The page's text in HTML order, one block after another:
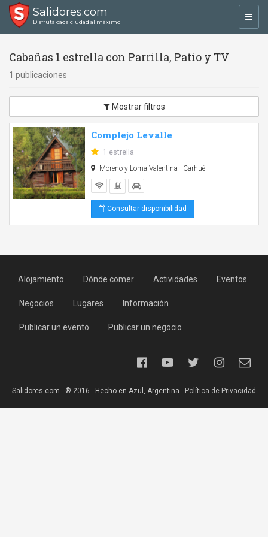
Salidores.com
Disfrutá cada ciudad al máximo
Cabañas 1 estrella con Parrilla, Patio y TV
1 publicaciones
Mostrar filtros
Complejo Levalle
1 estrella
Moreno y Loma Valentina - Carhué
Consultar disponibilidad
Alojamiento Dónde comer Actividades Eventos
Negocios Lugares Información
Publicar un evento Publicar un negocio
Salidores.com - ® 2016 - Hecho en Azul, Argentina - Política de Privacidad